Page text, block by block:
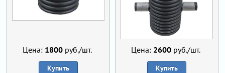
Цена: 1800руб./шт.
Купить
Цена: 2600руб./шт.
Купить